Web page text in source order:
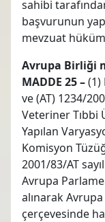
sahibi
başvurunun
mevzuat
Avrupa Birliği
MADDE 25 –(1)
ve (AT) 1234/
Veteriner Tıbbi
Yapılan
Komisyon
2001/83/AT
Avrupa
alınarak
çerçevesinde